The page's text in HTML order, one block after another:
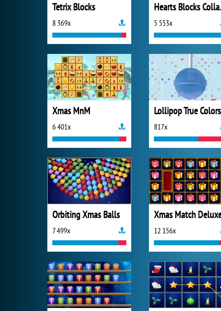
Tetrix Blocks
8 369x 5 553x
Xmas MnM
6 401x
Lollipop True Colors
817x
Orbiting Xmas Balls
7 499x
Xmas Match
12 156x